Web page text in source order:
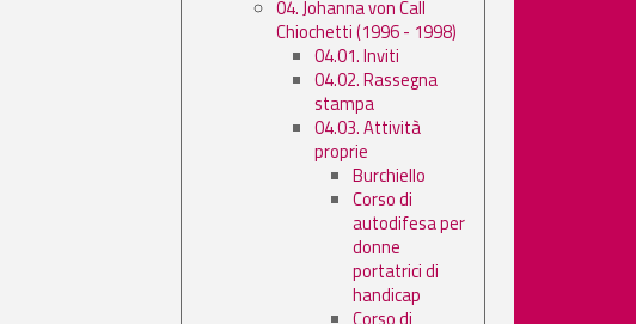
04. Johanna von Call
Chiochetti (1996 - 1998)
04.01. Inviti
04.02. Rassegna
stampa
04.03. Attività
proprie
Burchiello
Corso di
autodifesa per
donne
portatrici di
handicap
Corso di